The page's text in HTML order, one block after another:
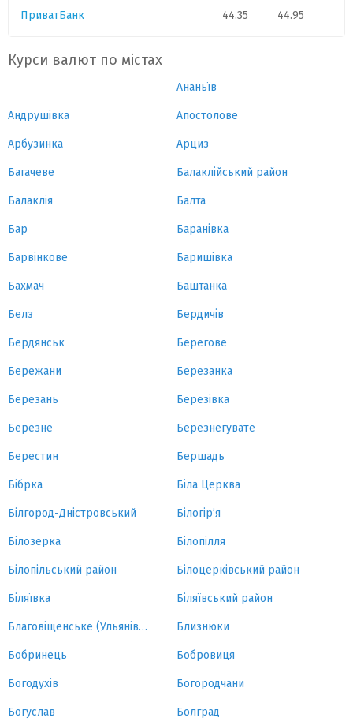
ПриватБанк 44.35 44.95
Курси валют по містах
Ананьїв
Андрушівка Апостолове
Арбузинка Арциз
Багачеве Балаклійський район
Балаклія Балта
Бар Баранівка
Барвінкове Баришівка
Бахмач Баштанка
Белз Бердичів
Бердянськ Берегове
Бережани Березанка
Березань Березівка
Березне Березнегувате
Берестин Бершадь
Бібрка Біла Церква
Білгород-Дністровський Білогір’я
Білозерка Білопілля
Білопільський район Білоцерківський район
Біляївка Біляївський район
Благовіщенське (Ульянівка) Близнюки
Бобринець Бобровиця
Богодухів Богородчани
Богуслав Болград